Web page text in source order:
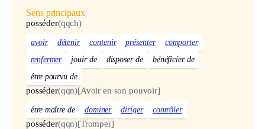
Sens principaux
posséder(qqch)
avoir détenir contenir présenter
comporter
renfermer
jouir de disposer de
bénéficier de
être pourvu de
posséder(qqn)[Avoir en son pouvoir]
être maître de dominer diriger contrôler
posséder(qqn)[Tromper]